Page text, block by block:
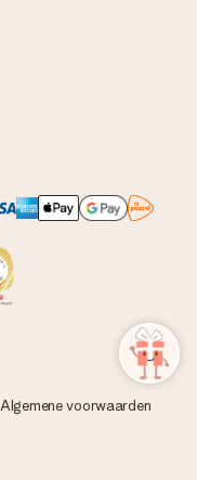
Algemene voorwaarden